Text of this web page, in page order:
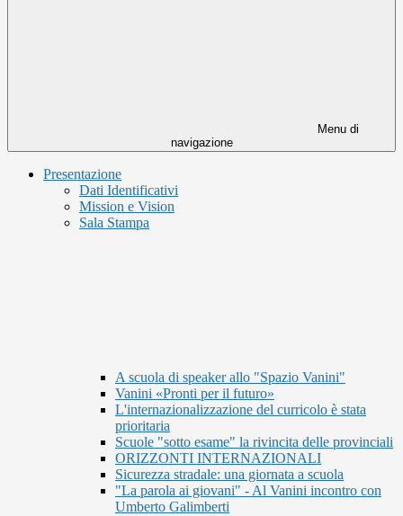
Menu di
navigazione
Presentazione
Dati Identificativi
Mission e Vision
Sala Stampa
A scuola di speaker allo "Spazio Vanini"
Vanini «Pronti per il futuro»
L'internazionalizzazione del curricolo è stata
prioritaria
Scuole "sotto esame" la rivincita delle provinciali
ORIZZONTI INTERNAZIONALI
Sicurezza stradale: una giornata a scuola
"La parola ai giovani" - Al Vanini incontro con
Umberto Galimberti